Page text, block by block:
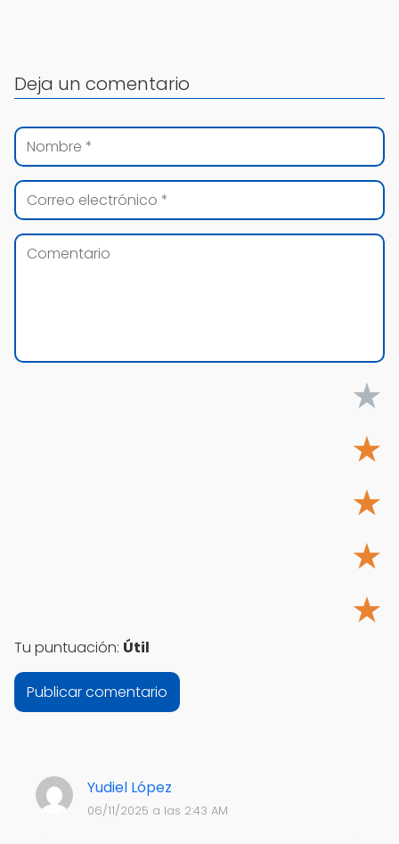
Yudiel López
06/11/2025 a las 2:43 AM
Deja un comentario
★
★
★
★
★
Tu puntuación: Útil